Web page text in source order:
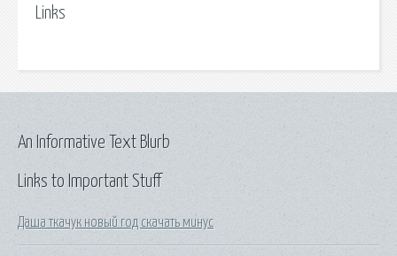
Links
Links to Important Stuff
Даша ткачук новый год скачать минус
An Informative Text Blurb